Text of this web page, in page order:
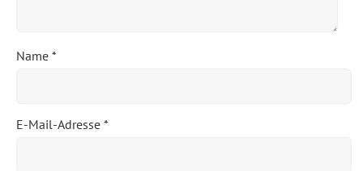
Name *
E-Mail-Adresse *